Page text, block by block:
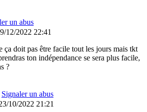
un abus
12/2022 22:41
ça doit pas être facile tout les jours mais tkt
ton indépendance se sera plus facile,
?
Signaler un abus
10/2022 21:21